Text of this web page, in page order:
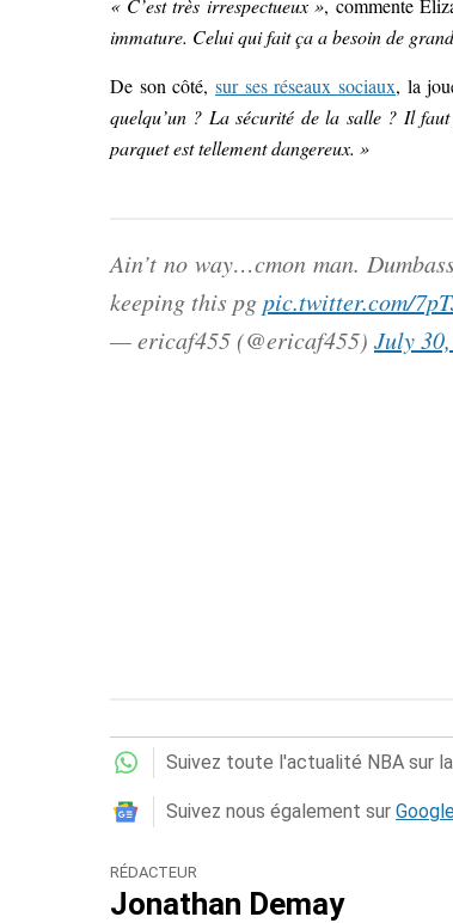
immature. Celui qui fait ça a besoin de
De son côté, sur ses réseaux sociaux, la
quelqu’un ? La sécurité de la salle ? Il
parquet est tellement dangereux. »
Ain’t no way…cmon man.
keeping this pgpic.twitter.com/
— ericaf455 (@ericaf455) July
Suivez toute l'actualité NBA sur la
Suivez nous également sur
RÉDACTEUR
Jonathan Demay